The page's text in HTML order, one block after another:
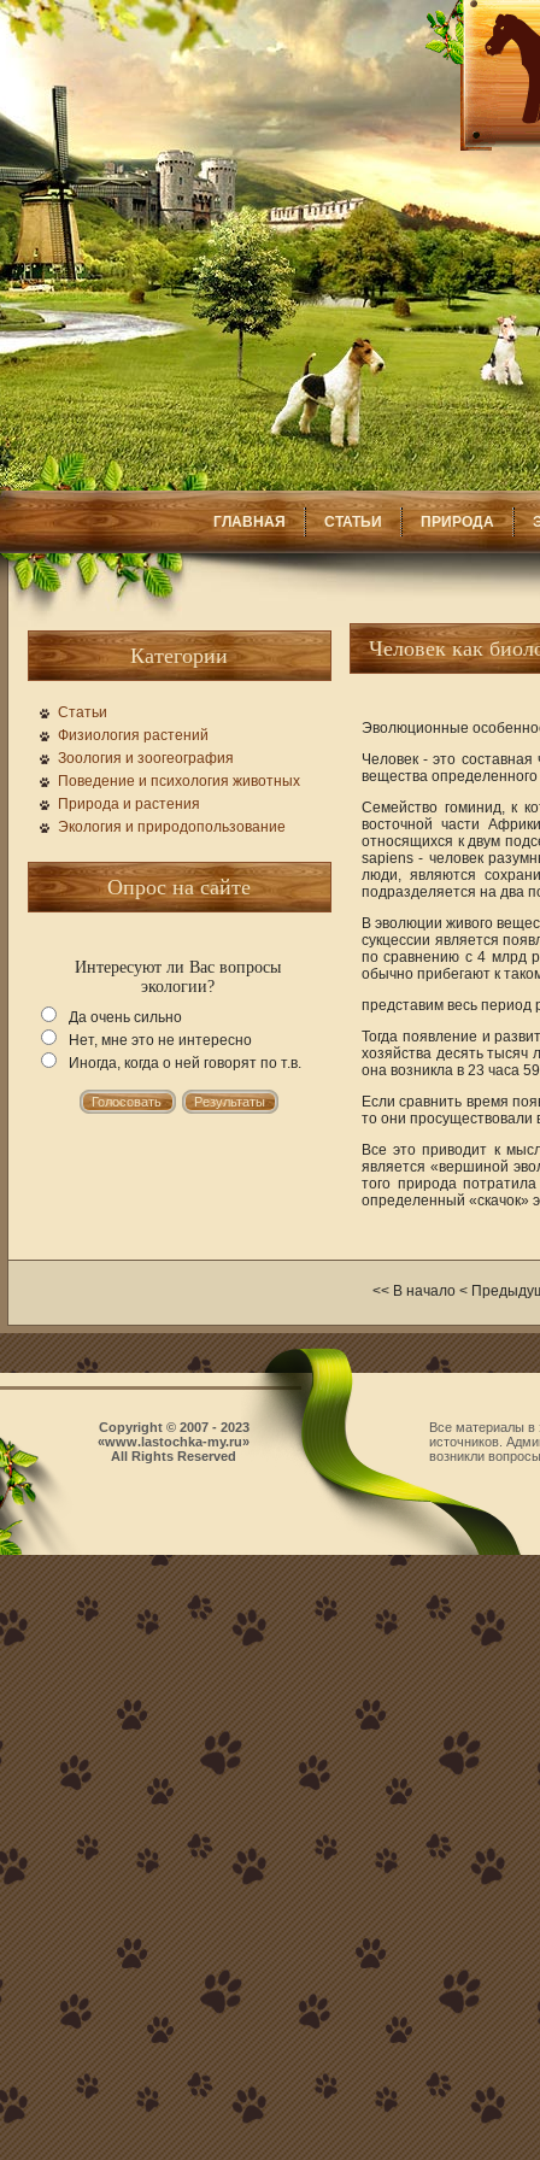
ГЛАВНАЯ СТАТЬИ ПРИРОДА
Категории
Статьи
Физиология растений
Зоология и зоогеография
Поведение и психология животных
Природа и растения
Экология и природопользование
Опрос на сайте
Интересуют ли Вас вопросы
экологии?
Да очень сильно
Нет, мне это не интересно
Иногда, когда о ней говорят по т.в.
Человек как
Эволюционные
Человек - это
вещества
Семейство гоминид, к
восточной части
относящихся к двум
sapiens - человек
люди, являются
подразделяется на два
В эволюции живого
сукцессии является
по сравнению с 4 млрд
обычно прибегают к
представим весь период
Тогда появление и
хозяйства десять
она возникла в 23 часа
Если сравнить время
то они просуществовали
Все это приводит к
является «вершиной
того природа
определенный «скачок»
<< В начало <
Все материалы в
источников.
возникли
Copyright © 2007 - 2023
«www.lastochka-my.ru»
All Rights Reserved